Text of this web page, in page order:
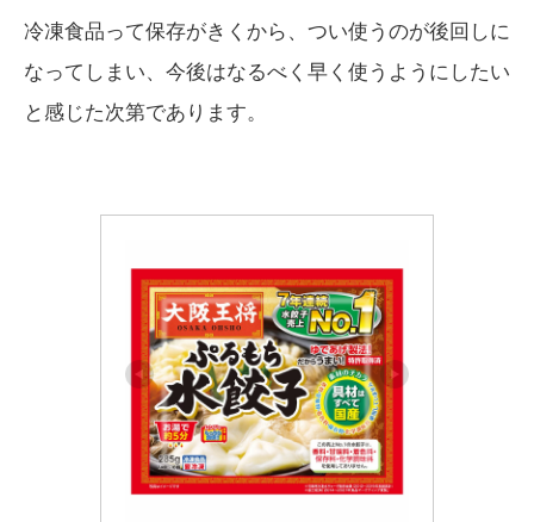
冷凍食品って保存がきくから、つい使うのが後回しに
なってしまい、今後はなるべく早く使うようにしたい
と感じた次第であります。